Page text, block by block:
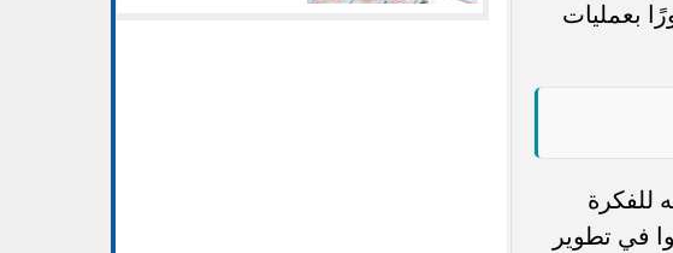
بعمليات
للفكرة
في تطوير